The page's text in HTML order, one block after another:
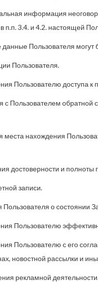
информация
п.п. 3.4. и 4.2. настоящей
Пользователя могут
Пользователя.
Пользователю доступа
с Пользователем обратной
места нахождения
достоверности и
записи.
о состоянии
Пользователю
Пользователю с его
новостной рассылки и
рекламной